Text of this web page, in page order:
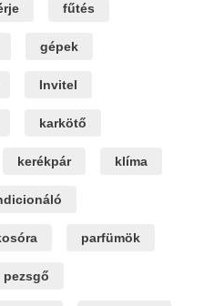
fűtés
gépek
Invitel
karkötő
kerékpár klíma
parfümök
pezsgő